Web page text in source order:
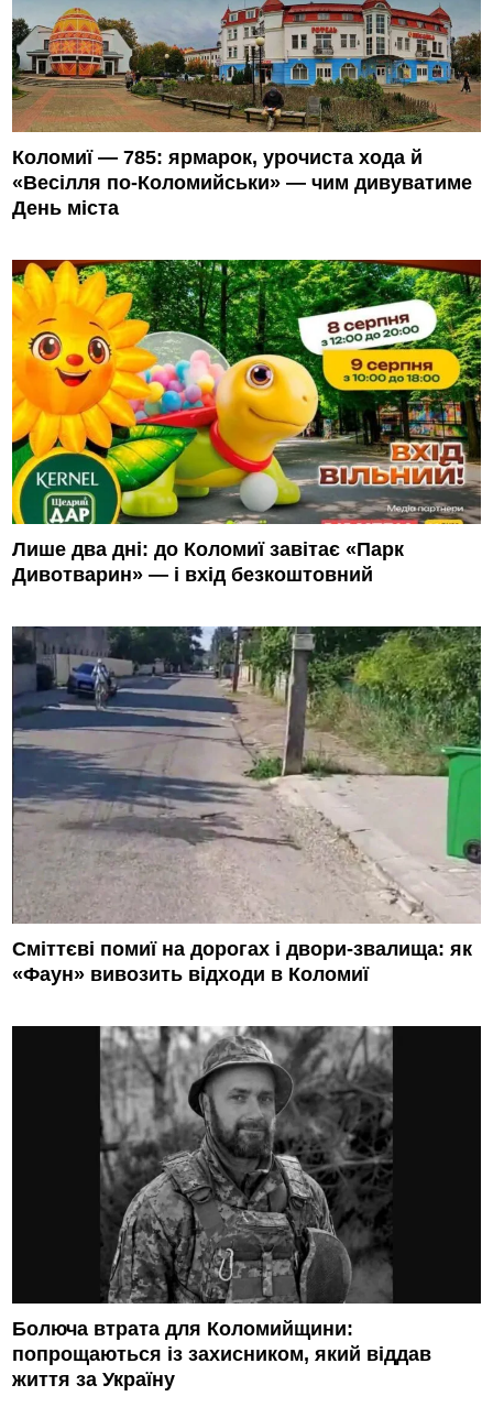
Коломиї — 785: ярмарок, урочиста хода й
«Весілля по-Коломийськи» — чим дивуватиме
День міста
Лише два дні: до Коломиї завітає «Парк
Дивотварин» — і вхід безкоштовний
Сміттєві помиї на дорогах і двори-звалища: як
«Фаун» вивозить відходи в Коломиї
Болюча втрата для Коломийщини:
попрощаються із захисником, який віддав
життя за Україну